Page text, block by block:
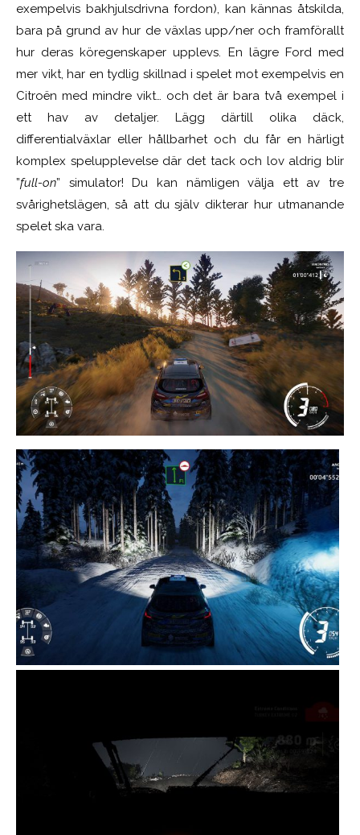
exempelvis bakhjulsdrivna fordon), kan kännas åtskilda,
bara på grund av hur de växlas upp/ner och framförallt
hur deras köregenskaper upplevs. En lägre Ford med
mer vikt, har en tydlig skillnad i spelet mot exempelvis en
Citroën med mindre vikt… och det är bara två exempel i
ett hav av detaljer. Lägg därtill olika däck,
differentialväxlar ellerhållbarhet och du får en härligt
komplex spelupplevelse där det tack och lov aldrig blir
”full-on” simulator! Du kan nämligen välja ett av tre
svårighetslägen, så att du själv dikterar hur utmanande
spelet ska vara.